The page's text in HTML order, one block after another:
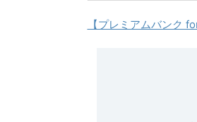
【プレミアムバンク